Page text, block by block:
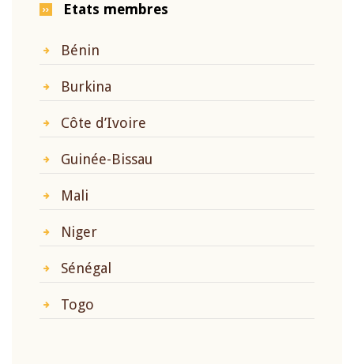
Etats membres
Bénin
Burkina
Côte d’Ivoire
Guinée-Bissau
Mali
Niger
Sénégal
Togo